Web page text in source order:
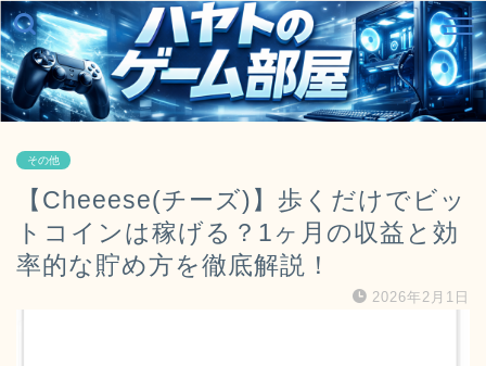
その他
【Cheeese(チーズ)】歩くだけでビッ
トコインは稼げる？1ヶ月の収益と効
率的な貯め方を徹底解説！
2026年2月1日